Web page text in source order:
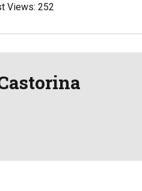
Views: 252